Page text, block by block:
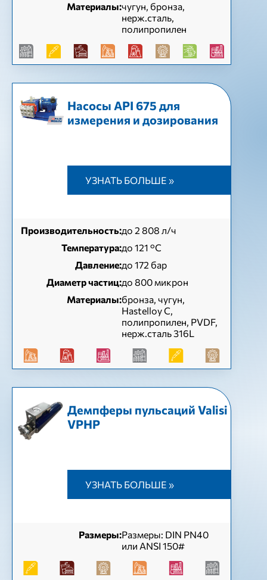
Материалы:чугун, бронза,
нерж.сталь,
полипропилен
Насосы API 675 для
измерения и дозирования
УЗНАТЬ БОЛЬШЕ »
Производительность:до 2 808 л/ч
Температура:до 121 °С
Давление:до 172 бар
Диаметр частиц:до 800 микрон
Материалы:бронза, чугун,
Hastelloy C,
полипропилен, PVDF,
нерж.сталь 316L
Демпферы пульсаций Valisi
VPHP
УЗНАТЬ БОЛЬШЕ »
Размеры:Размеры: DIN PN40
или ANSI 150#